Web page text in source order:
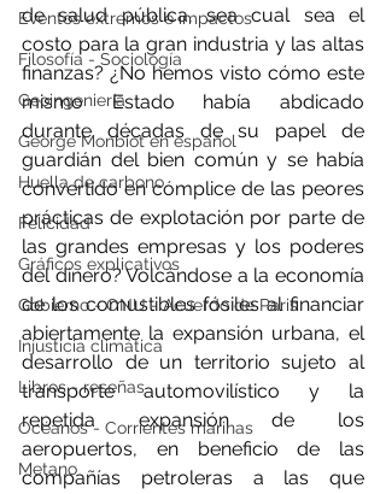
Eventos extremos e impactos
Filosofía - Sociología
Geoingeniería
George Monbiot en español
Huella de carbono
Felicidad
Gráficos explicativos
Gobierno - ONU - Acuerdo de Paris
Injusticia climática
Libros - reseñas
Océanos - Corrientes marinas
Metano
de salud pública, sea cual sea el
costo para la gran industria y las altas
finanzas? ¿No hemos visto cómo este
mismo Estado había abdicado
durante décadas de su papel de
guardián del bien común y se había
convertido en cómplice de las peores
prácticas de explotación por parte de
las grandes empresas y los poderes
del dinero? Volcándose a la economía
de los comustibles fósiles al financiar
abiertamente la expansión urbana, el
desarrollo de un territorio sujeto al
transporte automovilístico y la
repetida expansión de los
aeropuertos, en beneficio de las
compañías petroleras a las que